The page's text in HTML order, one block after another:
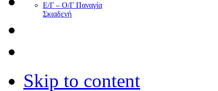
Ε/Γ – Ο/Γ Παναγία
Σκιαδενή
Skip to content